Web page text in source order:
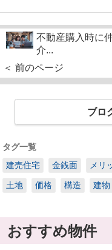
不動産購入時に
介...
＜ 前のページ
ブロ
タグ一覧
建売住宅
金銭面 メリ
土地 価格 構造 建物
おすすめ物件